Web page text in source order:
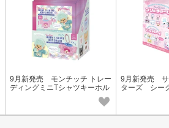
9月新発売 モンチッチ トレー
ディングミニTシャツキーホル
ダー COLORS／10個入BOX
9月新発売 サ
ターズ シー